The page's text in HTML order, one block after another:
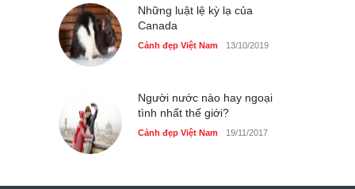
Những luật lệ kỳ lạ của
Canada
Cảnh đẹp Việt Nam 13/10/2019
Người nước nào hay ngoại
tình nhất thế giới?
Cảnh đẹp Việt Nam 19/11/2017